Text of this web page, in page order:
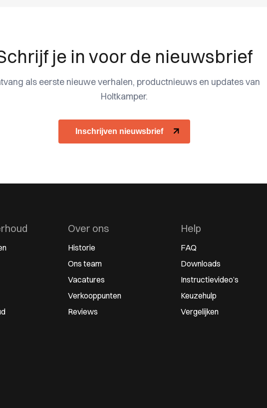
je in voor de nieuwsbrief
als eerste nieuwe verhalen, productnieuws en updates van
Holtkamper.
Inschrijven nieuwsbrief
Over ons
Historie
Ons team
Vacatures
Verkooppunten
Reviews
Help
FAQ
Downloads
Instructievideo’s
Keuzehulp
Vergelijken